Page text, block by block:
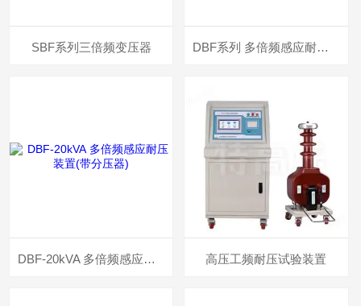
SBF系列三倍频变压器 DBF系列 多倍频感应耐压装置
DBF-20kVA 多倍频感应耐压装置(带分压器) 高压工频耐压试验装置